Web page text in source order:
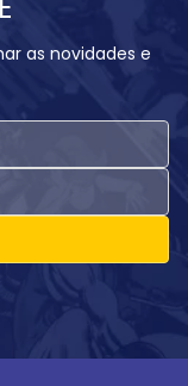
as novidades e